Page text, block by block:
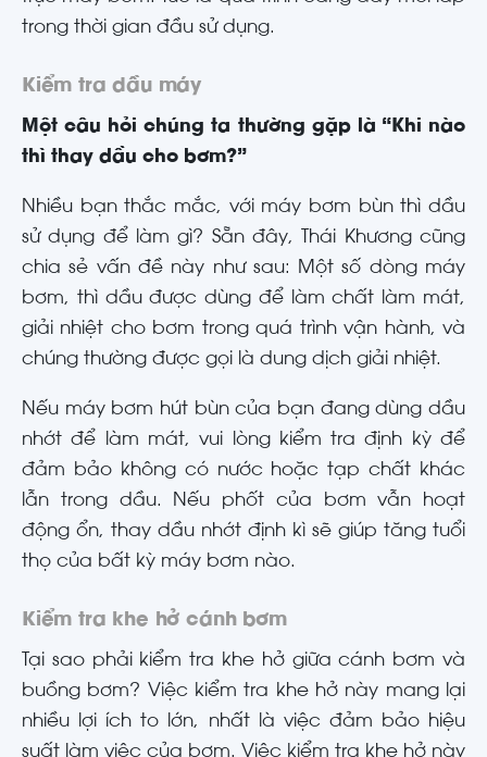
trong thời gian đầu sử dụng.
Kiểm tra dầu máy
Một câu hỏi chúng ta thường gặp là “Khi nào
thì thay dầu cho bơm?”
Nhiều bạn thắc mắc, với máy bơm bùn thì dầu
sử dụng để làm gì? Sẵn đây, Thái Khương cũng
chia sẻ vấn đề này như sau: Một số dòng máy
bơm, thì dầu được dùng để làm chất làm mát,
giải nhiệt cho bơm trong quá trình vận hành, và
chúng thường được gọi là dung dịch giải nhiệt.
Nếu máy bơm hút bùn của bạn đang dùng dầu
nhớt để làm mát, vui lòng kiểm tra định kỳ để
đảm bảo không có nước hoặc tạp chất khác
lẫn trong dầu. Nếu phốt của bơm vẫn hoạt
động ổn, thay dầu nhớt định kì sẽ giúp tăng tuổi
thọ của bất kỳ máy bơm nào.
Kiểm tra khe hở cánh bơm
Tại sao phải kiểm tra khe hở giữa cánh bơm và
buồng bơm? Việc kiểm tra khe hở này mang lại
nhiều lợi ích to lớn, nhất là việc đảm bảo hiệu
suất làm việc của bơm. Việc kiểm tra khe hở này